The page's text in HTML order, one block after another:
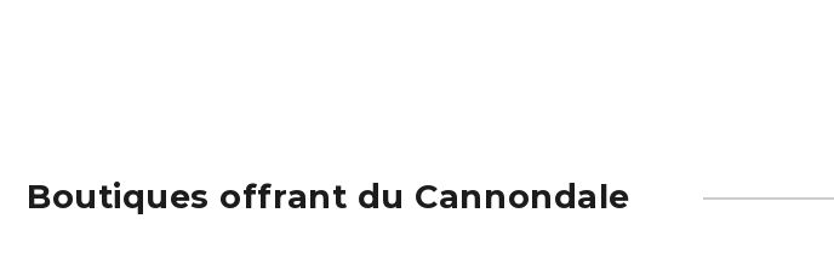
Boutiques offrant du Cannondale